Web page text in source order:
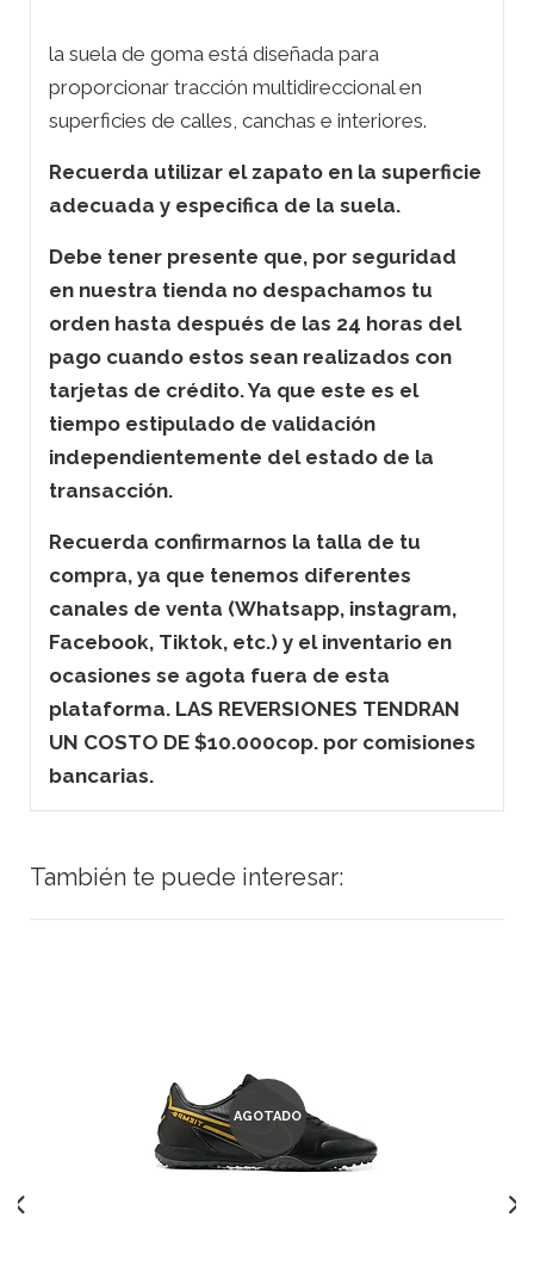
la suela de goma está diseñada para
proporcionar tracción multidireccional en
superficies de calles, canchas e interiores.
Recuerda utilizar el zapato en la superficie
adecuada y especifica de la suela.
Debe tener presente que, por seguridad
en nuestra tienda no despachamos tu
orden hasta después de las 24 horas del
pago cuando estos sean realizados con
tarjetas de crédito. Ya que este es el
tiempo estipulado de validación
independientemente del estado de la
transacción.
Recuerda confirmarnos la talla de tu
compra, ya que tenemos diferentes
canales de venta (Whatsapp, instagram,
Facebook, Tiktok, etc.) y el inventario en
ocasiones se agota fuera de esta
plataforma. LAS REVERSIONES TENDRAN
UN COSTO DE $10.000cop. por comisiones
bancarias.
También te puede interesar:
AGOTADO